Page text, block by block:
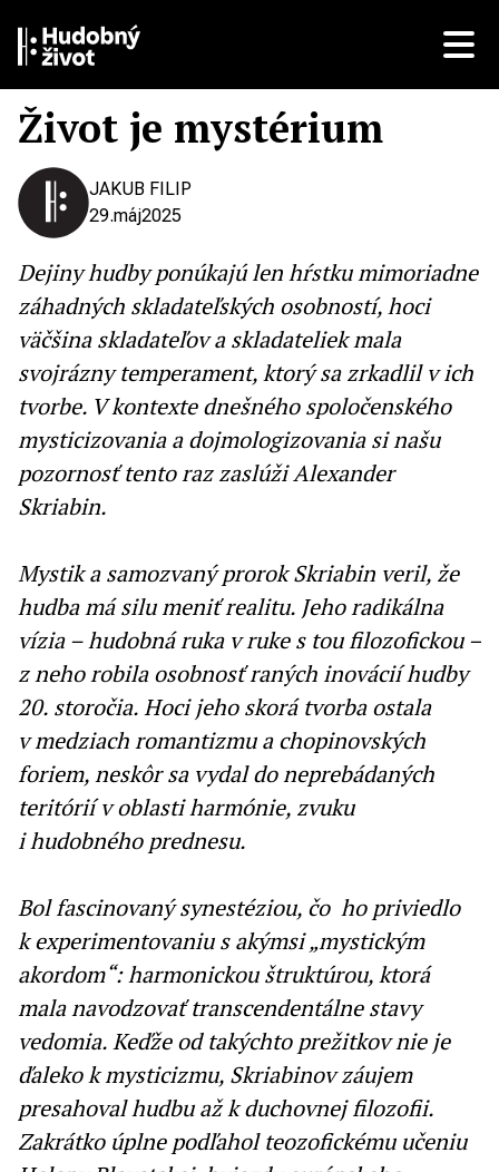
Život je mystérium
JAKUB FILIP
29.máj2025
Dejiny hudby ponúkajú len hŕstku mimoriadne
záhadných skladateľských osobností, hoci
väčšina skladateľov a skladateliek mala
svojrázny temperament, ktorý sa zrkadlil v ich
tvorbe. V kontexte dnešného spoločenského
mysticizovania a dojmologizovania si našu
pozornosť tento raz zaslúži Alexander
Skriabin.
Mystik a samozvaný prorok Skriabin veril, že
hudba má silu meniť realitu. Jeho radikálna
vízia – hudobná ruka v ruke s tou filozofickou –
z neho robila osobnosť raných inovácií hudby
20. storočia. Hoci jeho skorá tvorba ostala
v medziach romantizmu a chopinovských
foriem, neskôr sa vydal do neprebádaných
teritórií v oblasti harmónie, zvuku
i hudobného prednesu.
Bol fascinovaný synestéziou, čo ho priviedlo
k experimentovaniu s akýmsi „mystickým
akordom“: harmonickou štruktúrou, ktorá
mala navodzovať transcendentálne stavy
vedomia. Keďže od takýchto prežitkov nie je
ďaleko k mysticizmu, Skriabinov záujem
presahoval hudbu až k duchovnej filozofii.
Zakrátko úplne podľahol teozofickému učeniu